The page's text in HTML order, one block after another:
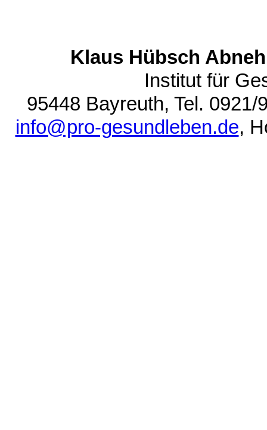
Klaus Hübsch
Institut für
95448 Bayreuth, Tel.
info@pro-gesundleben.de,